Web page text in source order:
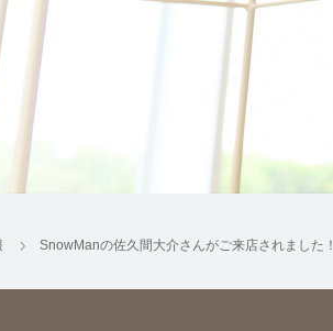
SnowManの佐久間大介さんがご来店されました！